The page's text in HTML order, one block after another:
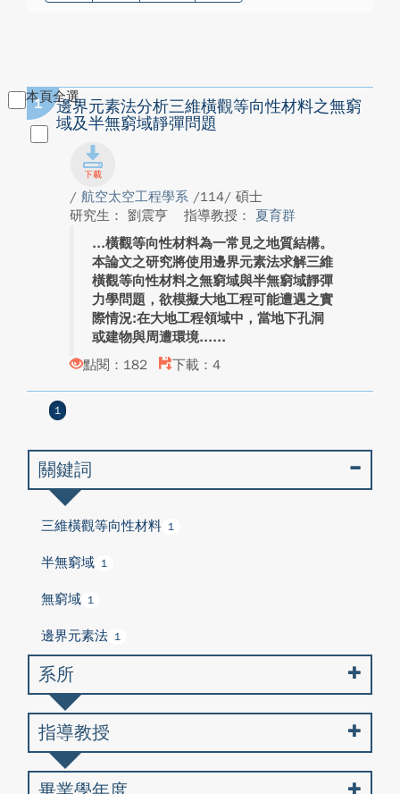
本頁全選
1
邊界元素法分析三維橫觀等向性材料之無窮
域及半無窮域靜彈問題
/ 航空太空工程學系 /114/ 碩士
研究生： 劉震亨
指導教授： 夏育群
橫觀等向性材料為一常見之地質結構。
本論文之研究將使用邊界元素法求解三維
橫觀等向性材料之無窮域與半無窮域靜彈
力學問題，欲模擬大地工程可能遭遇之實
際情況:在大地工程領域中，當地下孔洞
或建物與周遭環境...
點閱：182
下載：4
1
關鍵詞
三維橫觀等向性材料 1
半無窮域 1
無窮域 1
邊界元素法 1
系所
指導教授